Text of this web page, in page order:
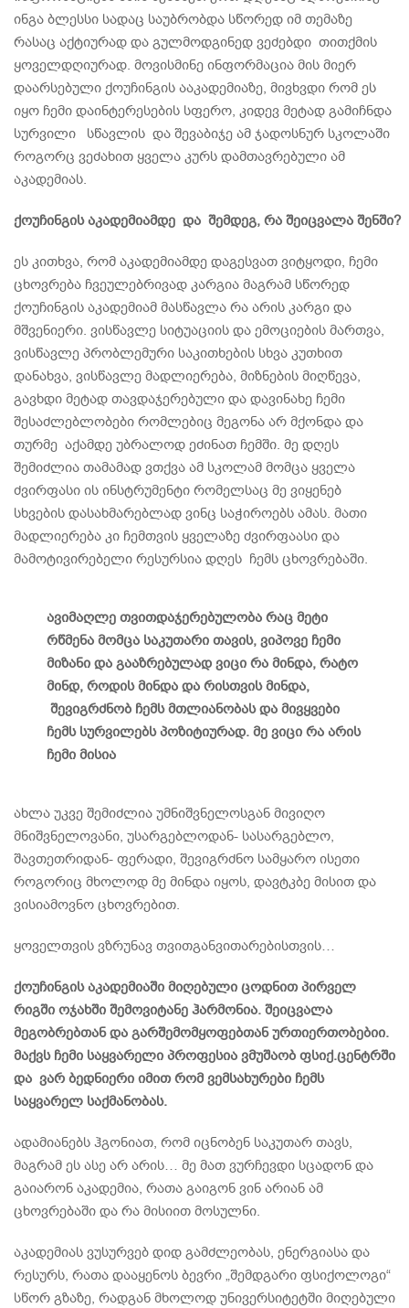
ინგა ბლესსი სადაც საუბრობდა სწორედ იმ თემაზე
რასაც აქტიურად და გულმოდგინედ ვეძებდი თითქმის
ყოველდღიურად. მოვისმინე ინფორმაცია მის მიერ
დაარსებული ქოუჩინგის ააკადემიაზე, მივხვდი რომ ეს
იყო ჩემი დაინტერესების სფერო, კიდევ მეტად გამიჩნდა
სურვილი სწავლის და შევაბიჯე ამ ჯადოსნურ სკოლაში
როგორც ვეძახით ყველა კურს დამთავრებული ამ
აკადემიას.
ქოუჩინგისაკადემიამდე და შემდეგ, რა შეიცვალა შენში?
ეს კითხვა, რომ აკადემიამდე დაგესვათ ვიტყოდი, ჩემი
ცხოვრება ჩვეულებრივად კარგია მაგრამ სწორედ
ქოუჩინგის აკადემიამ მასწავლა რა არის კარგი და
მშვენიერი. ვისწავლე სიტუაციის და ემოციების მართვა,
ვისწავლე პრობლემური საკითხების სხვა კუთხით
დანახვა, ვისწავლე მადლიერება, მიზნების მიღწევა,
გავხდი მეტად თავდაჯერებული და დავინახე ჩემი
შესაძლებლობები რომლებიც მეგონა არ მქონდა და
თურმე აქამდე უბრალოდ ეძინათ ჩემში. მე დღეს
შემიძლია თამამად ვთქვა ამ სკოლამ მომცა ყველა
ძვირფასი ის ინსტრუმენტი რომელსაც მე ვიყენებ
სხვების დასახმარებლად ვინც საჭიროებს ამას. მათი
მადლიერება კი ჩემთვის ყველაზე ძვირფაასი და
მამოტივირებელი რესურსია დღეს ჩემს ცხოვრებაში.
ავიმაღლე თვითდაჯერებულობა რაც მეტი
რწმენა მომცა საკუთარი თავის, ვიპოვე ჩემი
მიზანი და გააზრებულად ვიცი რა მინდა, რატო
მინდ, როდის მინდა და რისთვის მინდა,
შევიგრძნობ ჩემს მთლიანობას და მივყვები
ჩემს სურვილებს პოზიტიურად. მე ვიცი რა არის
ჩემი მისია
ახლა უკვე შემიძლია უმნიშვნელოსგან მივიღო
მნიშვნელოვანი, უსარგებლოდან- სასარგებლო,
შავთეთრიდან- ფერადი, შევიგრძნო სამყარო ისეთი
როგორიც მხოლოდ მე მინდა იყოს, დავტკბე მისით და
ვისიამოვნო ცხოვრებით.
ყოველთვის ვზრუნავ თვითგანვითარებისთვის…
ქოუჩინგის აკადემიაში მიღებული ცოდნით პირველ
რიგში ოჯახში შემოვიტანე ჰარმონია. შეიცვალა
მეგობრებთან და გარშემომყოფებთან ურთიერთობებიი.
მაქვს ჩემი საყვარელი პროფესია ვმუშაობ ფსიქ.ცენტრში
და ვარ ბედნიერი იმით რომ ვემსახურები ჩემს
საყვარელ საქმანობას.
ადამიანებს ჰგონიათ, რომ იცნობენ საკუთარ თავს,
მაგრამ ეს ასე არ არის… მე მათ ვურჩევდი სცადონ და
გაიარონ აკადემია, რათა გაიგონ ვინ არიან ამ
ცხოვრებაში და რა მისიით მოსულნი.
აკადემიას ვუსურვებ დიდ გამძლეობას, ენერგიასა და
რესურს, რათა დააყენოს ბევრი „შემდგარი ფსიქოლოგი“
სწორ გზაზე, რადგან მხოლოდ უნივერსიტეტში მიღებული